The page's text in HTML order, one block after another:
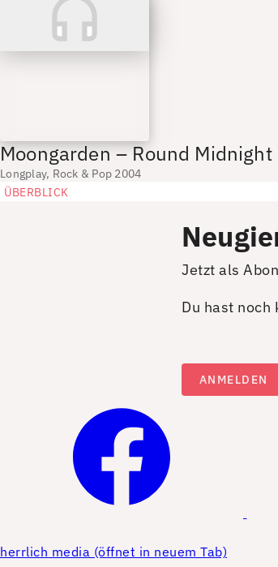
Moongarden – Round Midnight
Longplay, Rock & Pop 2004
ÜBERBLICK
Jetzt als
Du hast
ANMELDEN
herrlich media (öffnet in neuem Tab)